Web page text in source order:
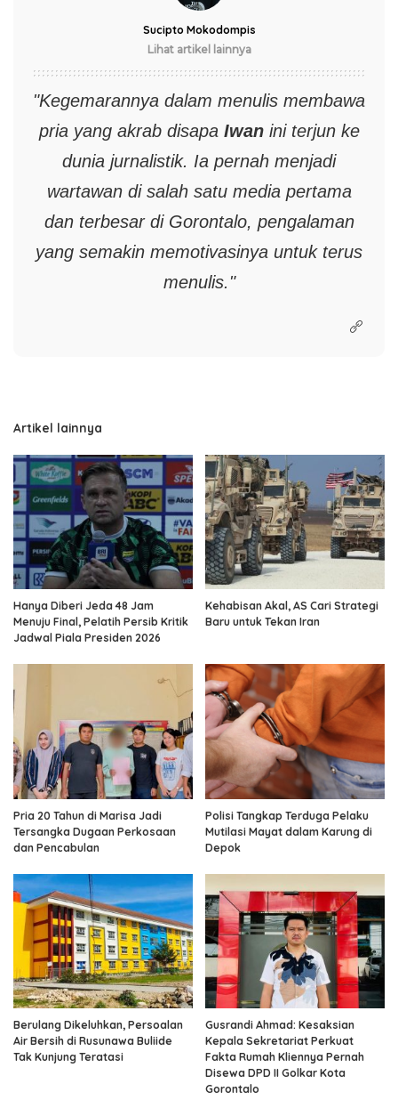
Sucipto Mokodompis
Lihat artikel lainnya
"Kegemarannya dalam menulis membawa
pria yang akrab disapa Iwanini terjun ke
dunia jurnalistik. Ia pernah menjadi
wartawan di salah satu media pertama
dan terbesar di Gorontalo, pengalaman
yang semakin memotivasinya untuk terus
menulis."
Artikel lainnya
Hanya Diberi Jeda 48 Jam
Menuju Final, Pelatih Persib Kritik
Jadwal Piala Presiden 2026
Kehabisan Akal, AS Cari Strategi
Baru untuk Tekan Iran
Pria 20 Tahun di Marisa Jadi
Tersangka Dugaan Perkosaan
dan Pencabulan
Polisi Tangkap Terduga Pelaku
Mutilasi Mayat dalam Karung di
Depok
Berulang Dikeluhkan, Persoalan
Air Bersih di Rusunawa Buliide
Tak Kunjung Teratasi
Gusrandi Ahmad: Kesaksian
Kepala Sekretariat Perkuat
Fakta Rumah Kliennya Pernah
Disewa DPD II Golkar Kota
Gorontalo